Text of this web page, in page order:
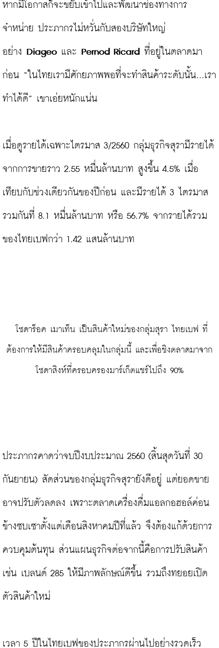
หากมีโอกาสก็จะขยับเข้าไปและพัฒนาช่องทางการ
จำหน่าย ประภากรไม่หวั่นกับสองบริษัทใหญ่
อย่าง Diageo และ Pernod Ricard ที่อยู่ในตลาดมา
ก่อน “ในไทยเรามีศักยภาพพอที่จะทำสินค้าระดับนั้น...เรา
ทำได้ดี” เขาเอ่ยหนักแน่น
เมื่อดูรายได้เฉพาะไตรมาส 3/2560 กลุ่มธุรกิจสุรามีรายได้
จากการขายราว 2.55 หมื่นล้านบาท สูงขึ้น 4.5% เมื่อ
เทียบกับช่วงเดียวกันของปีก่อน และมีรายได้ 3 ไตรมาส
รวมกันที่ 8.1 หมื่นล้านบาท หรือ 56.7% จากรายได้รวม
ของไทยเบฟกว่า 1.42 แสนล้านบาท
ต้องการให้มีสินค้าครอบคลุมในกลุ่มนี้ และเพื่อชิงตลาดมาจาก
โซดาสิงห์ที่ครอบครองมาร์เก็ตแชร์ไปถึง 90%
ประภากรคาดว่าจบปีงบประมาณ 2560 (สิ้นสุดวันที่ 30
กันยายน) สัดส่วนของกลุ่มธุรกิจสุรายังดีอยู่ แต่ยอดขาย
อาจปรับตัวลดลง เพราะตลาดเครื่องดื่มแอลกอฮอล์ค่อน
ข้างซบเซาตั้งแต่เดือนสิงหาคมปีที่แล้ว จึงต้องแก้ด้วยการ
ควบคุมต้นทุน ส่วนแผนธุรกิจต่อจากนี้คือการปรับสินค้า
เช่น เบลนด์ 285 ให้มีภาพลักษณ์ดีขึ้น รวมถึงทยอยเปิด
ตัวสินค้าใหม่
เวลา 5 ปีในไทยเบฟของประภากรผ่านไปอย่างรวดเร็ว